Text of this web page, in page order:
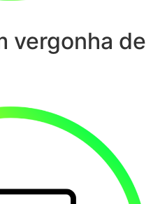
vergonha de